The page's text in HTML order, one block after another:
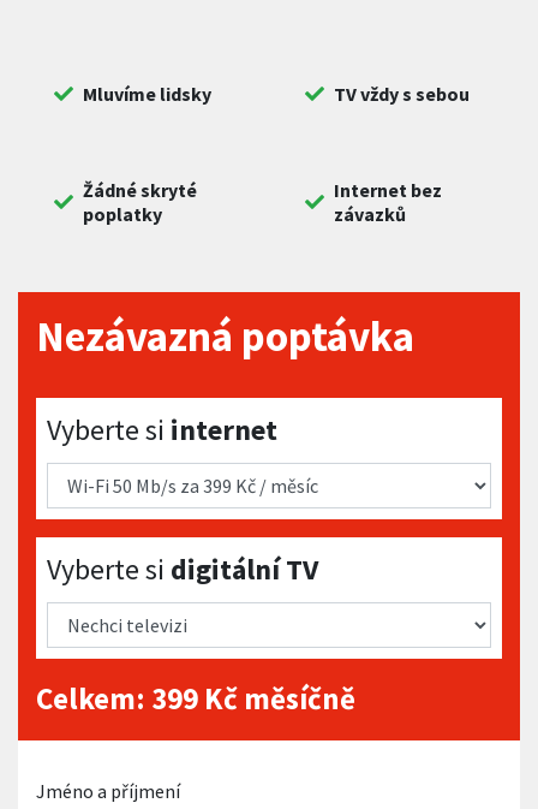
Mluvíme lidsky TV vždy s sebou
Žádné skryté
poplatky
Internet bez
závazků
Nezávazná poptávka
Vyberte si internet
Vyberte si internet
Vyberte si digitální TV
Vyberte si digitální TV
Celkem: 399 Kč měsíčně
Jméno a příjmení